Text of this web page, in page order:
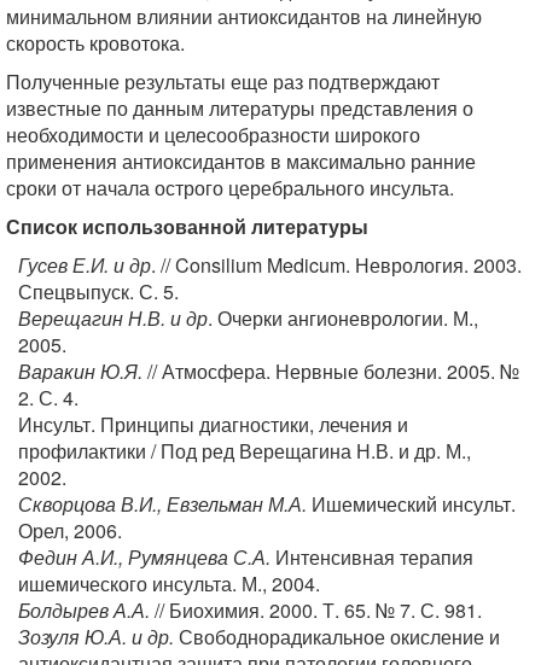
минимальном влиянии антиоксидантов на линейную
скорость кровотока.
Полученные результаты еще раз подтверждают
известные по данным литературы представления о
необходимости и целесообразности широкого
применения антиоксидантов в максимально ранние
сроки от начала острого церебрального инсульта.
Список использованной литературы
Гусев Е.И. и др. // Consilium Medicum. Неврология. 2003.
Спецвыпуск. С. 5.
Верещагин Н.В. и др. Очерки ангионеврологии. М.,
2005.
Варакин Ю.Я. // Атмосфера. Нервные болезни. 2005. №
2. С. 4.
Инсульт. Принципы диагностики, лечения и
профилактики / Под ред Верещагина Н.В. и др. М.,
2002.
Скворцова В.И., Евзельман М.А. Ишемический инсульт.
Орел, 2006.
Федин А.И., Румянцева С.А. Интенсивная терапия
ишемического инсульта. М., 2004.
Болдырев А.А. // Биохимия. 2000. Т. 65. № 7. С. 981.
Зозуля Ю.А. и др. Свободнорадикальное окисление и